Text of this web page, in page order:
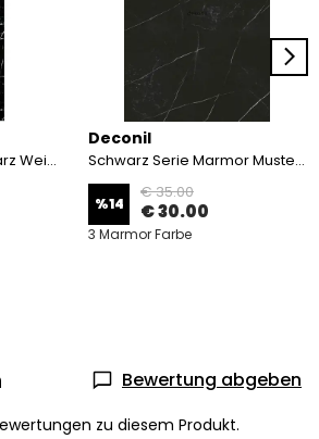
Marmor Muster Schwarz Weiß PVC Wandpaneel
Deconil
Schwarz Serie Marmor Muster PVC Wandpaneel 122*244 cm
%14
€ 35.00
€ 30.00
3 Marmor Farbe
Bewertung abgeben
zu diesem Produkt.